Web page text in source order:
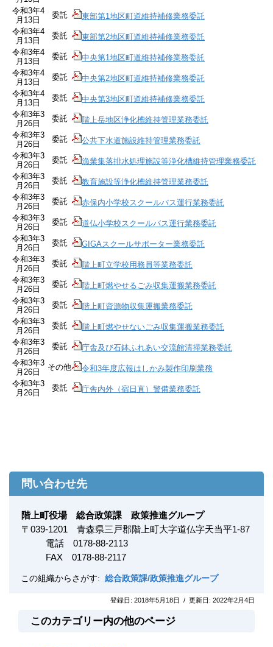
令和3年4
月13日
委託
東部第1地区町道維持補修業務委託
令和3年4
月13日
委託
東部第2地区町道維持補修業務委託
令和3年4
月13日
委託
中央第1地区町道維持補修業務委託
令和3年4
月13日
委託
中央第2地区町道維持補修業務委託
令和3年4
月13日
委託
中央第3地区町道維持補修業務委託
令和3年3
月26日
委託
階上岳地区浄化槽維持管理業務委託
令和3年3
月26日
委託
公共下水道施設維持管理業務委託
令和3年3
月26日
委託
漁業集落排水処理施設等浄化槽維持管理業務委託
令和3年3
月26日
委託
教育施設等浄化槽維持管理業務委託
令和3年3
月26日
委託
赤保内小学校スクールバス運行業務委託
令和3年3
月26日
委託
道仏小学校スクールバス運行業務委託
令和3年3
月26日
委託
GIGAスクールサポーター業務委託
令和3年3
月26日
委託
階上町立学校用務員等業務委託
令和3年3
月26日
委託
階上町燃やせるごみ収集運搬業務委託
令和3年3
月26日
委託
階上町資源物収集運搬業務委託
令和3年3
月26日
委託
階上町燃やせないごみ収集運搬業務委託
令和3年3
月26日
委託
庁舎及び石鉢ふれあい交流館清掃業務委託
令和3年3
月26日
その他
令和3年度広報はしかみ製作印刷業務
令和3年3
月26日
委託 庁舎内外（宿日直）警備業務委託
問い合わせ先
階上町役場 総合政策課 政策推進グループ
〒 039-1201
青森県三戸郡階上町大字道仏字天当平1-87
電話 0178-88-2113
FAX 0178-88-2117
この組織からさがす: 総合政策課/政策推進グループ
登録日: 2018年5月18日 / 更新日: 2022年2月4日
このカテゴリー内の他のページ